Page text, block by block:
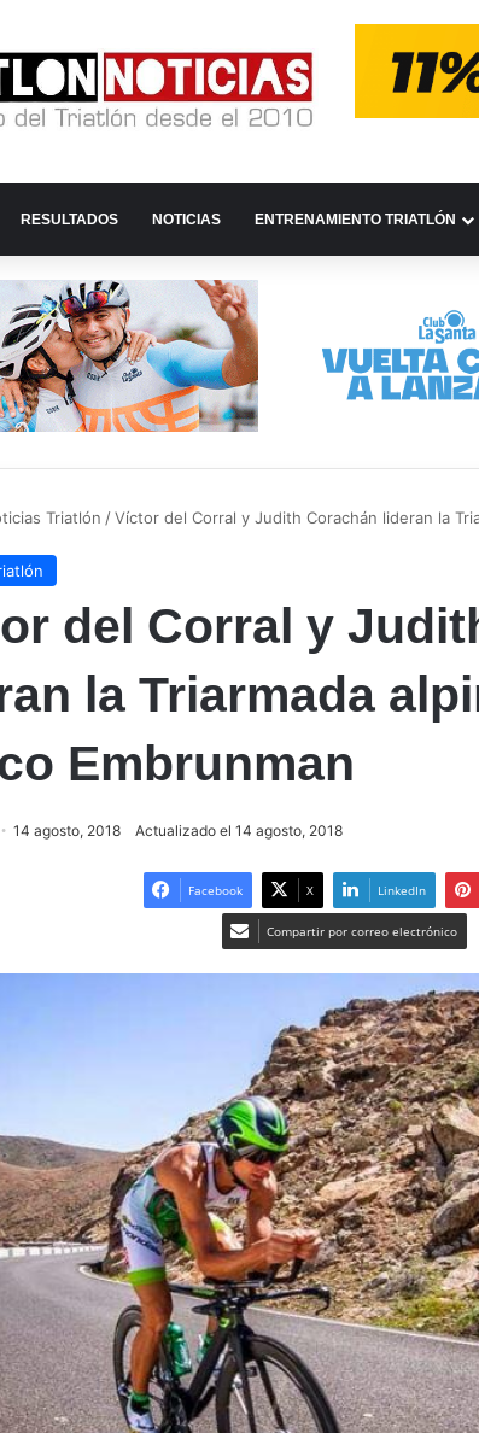
RESULTADOS NOTICIAS ENTRENAMIENTO TRIATLÓN
Triatlón /Víctor del Corral y Judith Corachán lideran la
del Corral y
la Triarmada
Embrunman
14 agosto, 2018 Actualizado el 14 agosto, 2018
Facebook X LinkedIn
Compartir por correo electrónico